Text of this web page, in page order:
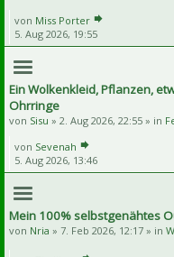
von Miss Porter
5. Aug 2026, 19:55
Ein Wolkenkleid, Pflanzen,
Ohrringe
von Sisu » 2. Aug 2026, 22:55 » in
von Sevenah
5. Aug 2026, 13:46
Mein 100% selbstgenähtes
von Nria » 7. Feb 2026, 12:17 » in